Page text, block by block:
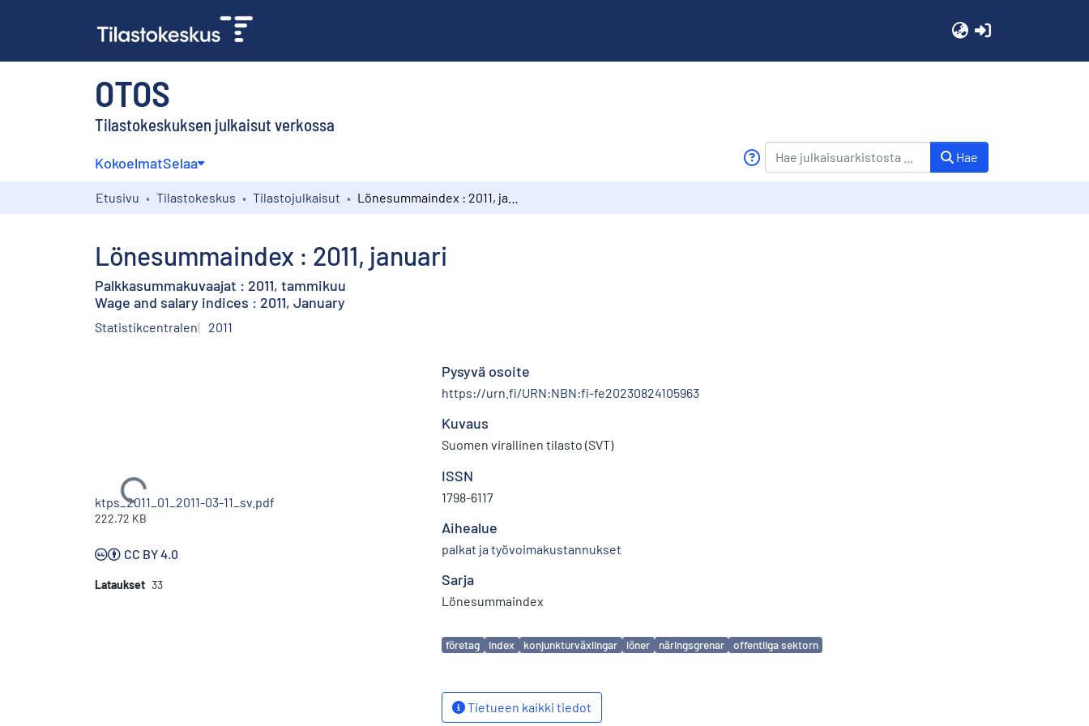
OTOS
Tilastokeskuksen julkaisut verkossa
KokoelmatSelaa Hae
Etusivu Tilastokeskus Tilastojulkaisut
Lönesummaindex : 2011, januari
Palkkasummakuvaajat : 2011, tammikuu
Wage and salary indices : 2011, January
Statistikcentralen 2011
Ladataan...
ktps_2011_01_2011-03-11_sv.pdf
222.72 KB
CC BY 4.0
Lataukset 33
Pysyvä osoite
https://urn.fi/URN:NBN:fi-fe20230824105963
Kuvaus
Suomen virallinen tilasto (SVT)
ISSN
1798-6117
Aihealue
palkat ja työvoimakustannukset
Sarja
Lönesummaindex
Avainsanat
företag index konjunkturväxlingar löner näringsgrenar offentliga sektorn
Tietueen kaikki tiedot